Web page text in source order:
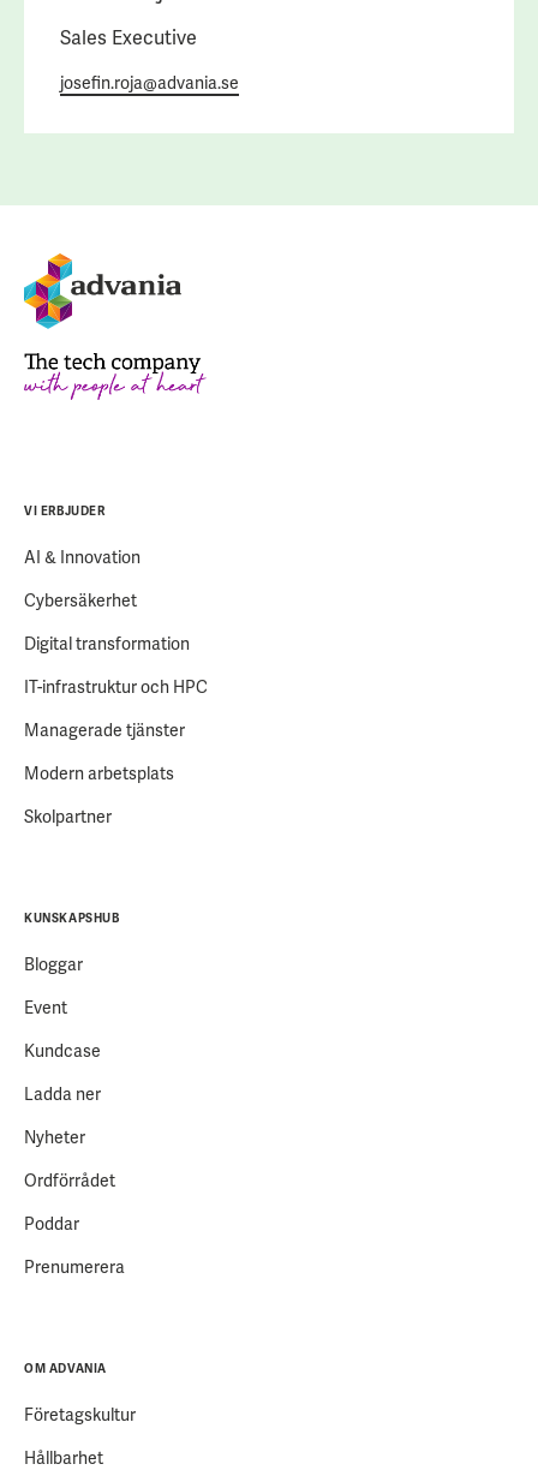
Sales Executive
josefin.roja@advania.se
VI ERBJUDER
AI & Innovation
Cybersäkerhet
Digital transformation
IT-infrastruktur och HPC
Managerade tjänster
Modern arbetsplats
Skolpartner
KUNSKAPSHUB
Bloggar
Event
Kundcase
Ladda ner
Nyheter
Ordförrådet
Poddar
Prenumerera
OM ADVANIA
Företagskultur
Hållbarhet